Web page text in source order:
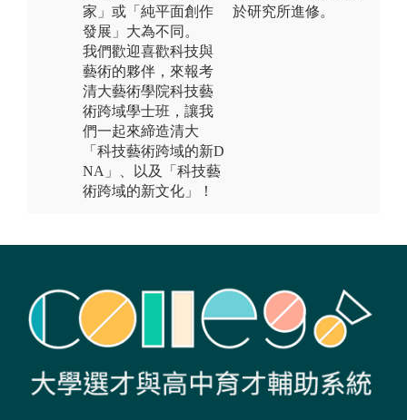
家」或「純平面創作
發展」大為不同。
我們歡迎喜歡科技與
藝術的夥伴，來報考
清大藝術學院科技藝
術跨域學士班，讓我
們一起來締造清大
「科技藝術跨域的新D
NA」、以及「科技藝
術跨域的新文化」！
於研究所進修。